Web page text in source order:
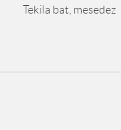
Tekila bat, mesedez